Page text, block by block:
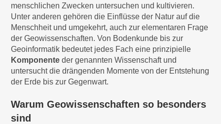
menschlichen Zwecken untersuchen und kultivieren.
Unter anderen gehören die Einflüsse der Natur auf die
Menschheit und umgekehrt, auch zur elementaren Frage
der Geowissenschaften. Von Bodenkunde bis zur
Geoinformatik bedeutet jedes Fach eine prinzipielle
Komponenteder genannten Wissenschaft und
untersucht die drängenden Momente von der Entstehung
der Erde bis zur Gegenwart.
Warum Geowissenschaften so besonders
sind